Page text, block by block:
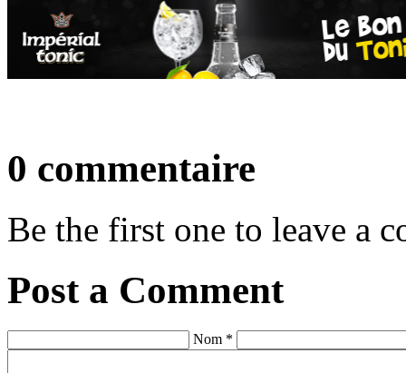
0 commentaire
Be the first one to leave a
Post a Comment
Nom *